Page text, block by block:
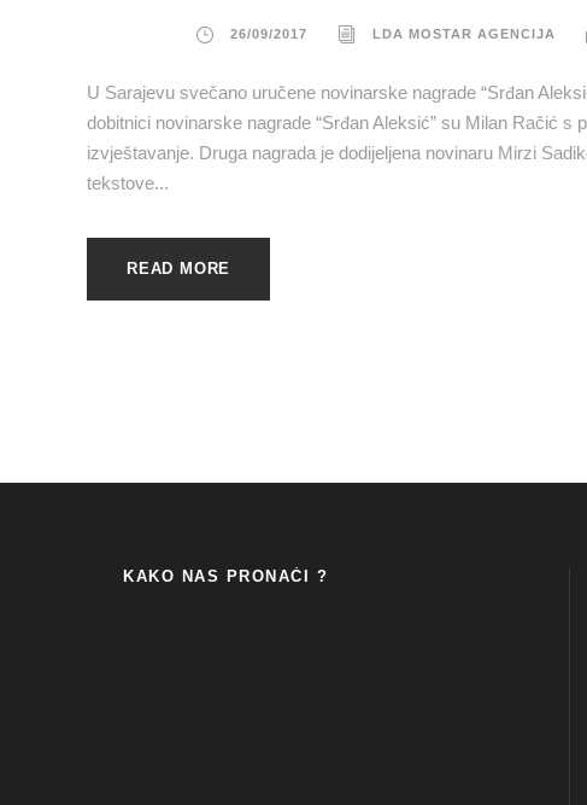
26/09/2017 LDA MOSTAR AGENCIJA
U Sarajevu svečano uručene novinarske nagrade “Srđan
dobitnici novinarske nagrade “Srđan Aleksić” su Milan Račić
izvještavanje. Druga nagrada je dodijeljena novinaru Mirzi
tekstove...
READ MORE
KAKO NAS PRONAĆI ?